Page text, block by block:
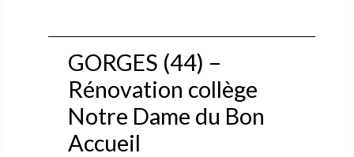
GORGES (44) –
Rénovation collège
Notre Dame du Bon
Accueil